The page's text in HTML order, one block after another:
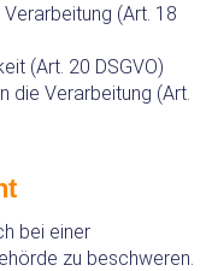
(Art. 18
(Art. 20 DSGVO)
die Verarbeitung (Art.
bei einer
zu beschweren.